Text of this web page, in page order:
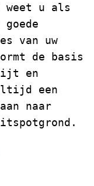
u als
van uw
de basis
en
een
naar